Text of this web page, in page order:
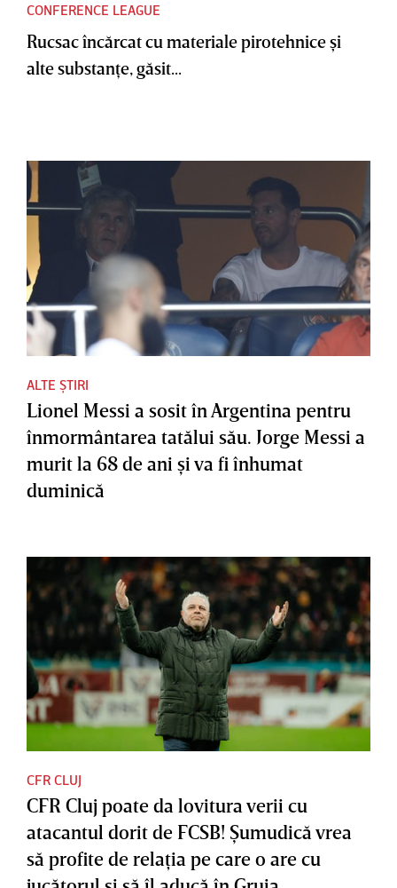
CONFERENCE LEAGUE
Rucsac încărcat cu materiale pirotehnice şi
alte substanţe, găsit...
ALTE ȘTIRI
Lionel Messi a sosit în Argentina pentru
înmormântarea tatălui său. Jorge Messi a
murit la 68 de ani şi va fi înhumat
duminică
CFR CLUJ
CFR Cluj poate da lovitura verii cu
atacantul dorit de FCSB! Şumudică vrea
să profite de relaţia pe care o are cu